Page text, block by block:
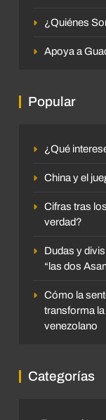
¿Quiénes
Apoya a
Popular
¿Qué
China y el
Cifras tras
verdad?
Dudas y
“las dos
Cómo la
transforma
venezolano
Categorías